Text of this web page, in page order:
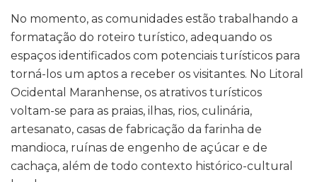
No momento, as comunidades estão trabalhando a
formatação do roteiro turístico, adequando os
espaços identificados com potenciais turísticos para
torná-los um aptos a receber os visitantes. No Litoral
Ocidental Maranhense, os atrativos turísticos
voltam-se para as praias, ilhas, rios, culinária,
artesanato, casas de fabricação da farinha de
mandioca, ruínas de engenho de açúcar e de
cachaça, além de todo contexto histórico-cultural